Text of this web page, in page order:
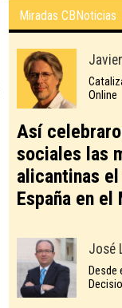
Miradas CBNoticias
Online
Así
sociales las
alicantinas
España en el
José
Desde